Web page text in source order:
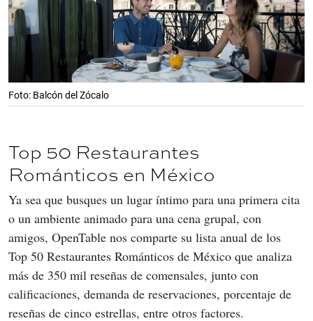
Foto: Balcón del Zócalo
Top 50 Restaurantes
Románticos en México
Ya sea que busques un lugar íntimo para una primera cita
o un ambiente animado para una cena grupal, con
amigos, OpenTable nos comparte su lista anual de los
Top 50 Restaurantes Románticos de México que analiza
más de 350 mil reseñas de comensales, junto con
calificaciones, demanda de reservaciones, porcentaje de
reseñas de cinco estrellas, entre otros factores.